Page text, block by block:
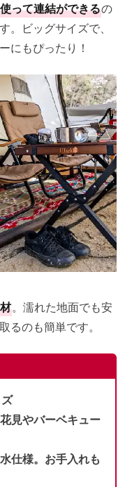
って連結ができるの
。ビッグサイズで、
にもぴったり！
。濡れた地面でも安
るのも簡単です。
見やバーベキュー
仕様。お手入れも